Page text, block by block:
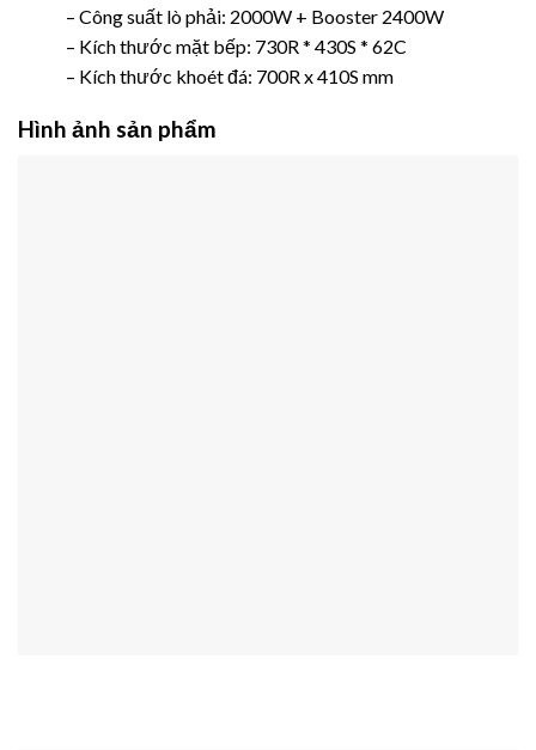
– Công suất lò phải: 2000W + Booster 2400W
– Kích thước mặt bếp: 730R * 430S * 62C
– Kích thước khoét đá: 700R x 410S mm
Hình ảnh sản phẩm